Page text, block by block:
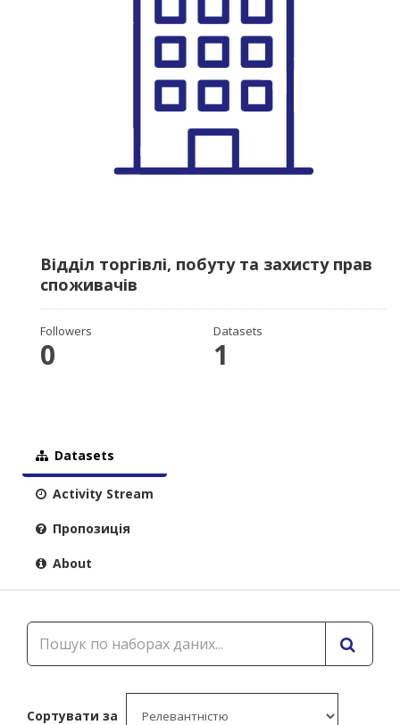
Відділ торгівлі, побуту та захисту прав
споживачів
Followers
0
Datasets
1
Datasets
Activity Stream
Пропозиція
About
Сортувати за